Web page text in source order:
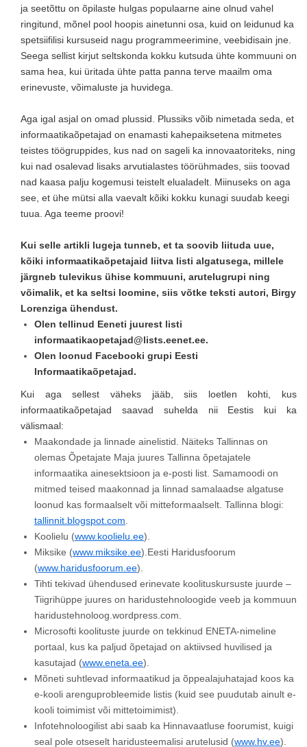
ja seetõttu on õpilaste hulgas populaarne aine olnud vahel
ringitund, mõnel pool hoopis ainetunni osa, kuid on leidunud ka
spetsiifilisi kursuseid nagu programmeerimine, veebidisain jne.
Seega sellist kirjut seltskonda kokku kutsuda ühte kommuuni on
sama hea, kui üritada ühte patta panna terve maailm oma
erinevuste, võimaluste ja huvidega.
Aga igal asjal on omad plussid. Plussiks võib nimetada seda, et
informaatikaõpetajad on enamasti kahepaiksetena mitmetes
teistes töögruppides, kus nad on sageli ka innovaatoriteks, ning
kui nad osalevad lisaks arvutialastes töörühmades, siis toovad
nad kaasa palju kogemusi teistelt elualadelt. Miinuseks on aga
see, et ühe mütsi alla vaevalt kõiki kokku kunagi suudab keegi
tuua. Aga teeme proovi!
Kui selle artikli lugeja tunneb, et ta soovib liituda uue,
kõiki informaatikaõpetajaid liitva listi algatusega, millele
järgneb tulevikus ühise kommuuni, arutelugrupi ning
võimalik, et ka seltsi loomine, siis võtke teksti autori, Birgy
Lorenziga ühendust.
Olen tellinud Eeneti juurest listi
informaatikaopetajad@lists.eenet.ee.
Olen loonud Facebooki grupi Eesti
Informaatikaõpetajad.
Kui aga sellest väheks jääb, siis loetlen kohti, kus
informaatikaõpetajad saavad suhelda nii Eestis kui ka
välismaal:
Maakondade ja linnade ainelistid. Näiteks Tallinnas on
olemas Õpetajate Maja juures Tallinna õpetajatele
informaatika ainesektsioon ja e-posti list. Samamoodi on
mitmed teised maakonnad ja linnad samalaadse algatuse
loonud kas formaalselt või mitteformaalselt. Tallinna blogi:
tallinnit.blogspot.com
Koolielu (www.koolielu.ee).
Miksike (www.miksike.ee).Eesti Haridusfoorum
(www.haridusfoorum.ee).
Tihti tekivad ühendused erinevate koolituskursuste juurde –
Tiigrihüppe juures on haridustehnoloogide veeb ja kommuun
haridustehnoloog.wordpress.com.
Microsofti koolituste juurde on tekkinud ENETA-nimeline
portaal, kus ka paljud õpetajad on aktiivsed huvilised ja
kasutajad (www.eneta.ee).
Mõneti suhtlevad informaatikud ja õppealajuhatajad koos ka
e-kooli arenguprobleemide listis (kuid see puudutab ainult e-
kooli toimimist või mittetoimimist).
Infotehnoloogilist abi saab ka Hinnavaatluse foorumist, kuigi
seal pole otseselt haridusteemalisi arutelusid (www.hv.ee).